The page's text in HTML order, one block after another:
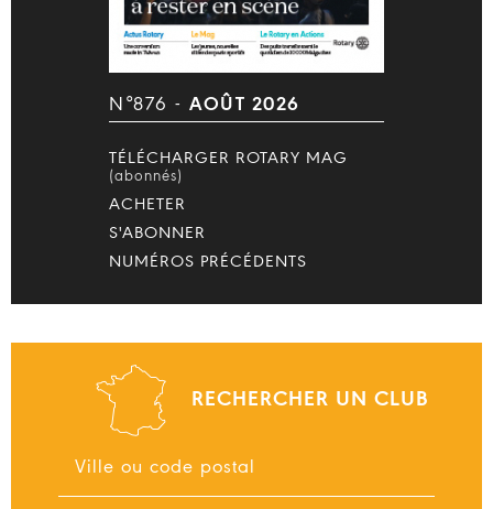
N°876 - AOÛT 2026
TÉLÉCHARGER ROTARY MAG
(abonnés)
ACHETER
S'ABONNER
NUMÉROS PRÉCÉDENTS
RECHERCHER UN CLUB